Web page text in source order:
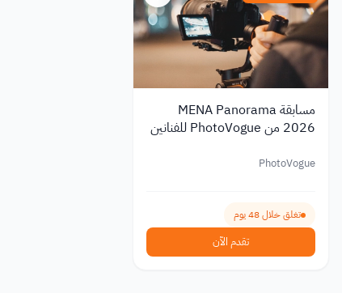
مسابقة MENA Panorama
2026 من PhotoVogue للفنانين
PhotoVogue
تغلق خلال 48 يوم
تقدم الآن